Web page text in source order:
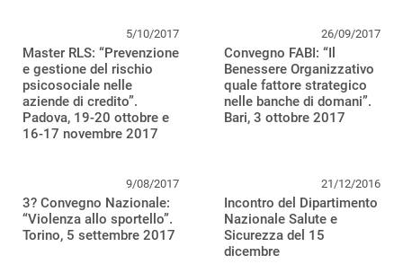
5/10/2017
Master RLS: “Prevenzione
e gestione del rischio
psicosociale nelle
aziende di credito”.
Padova, 19-20 ottobre e
16-17 novembre 2017
26/09/2017
Convegno FABI: “Il
Benessere Organizzativo
quale fattore strategico
nelle banche di domani”.
Bari, 3 ottobre 2017
9/08/2017
3? Convegno Nazionale:
“Violenza allo sportello”.
Torino, 5 settembre 2017
21/12/2016
Incontro del Dipartimento
Nazionale Salute e
Sicurezza del 15
dicembre